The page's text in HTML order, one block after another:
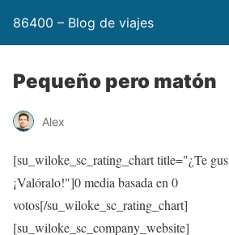
86400 – Blog de viajes
Pequeño pero matón
Alex
[su_wiloke_sc_rating_chart title="¿Te
¡Valóralo!"]0media basada en 0
votos[/su_wiloke_sc_rating_chart]
[su_wiloke_sc_company_website]